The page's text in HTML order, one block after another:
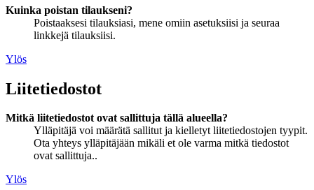
Kuinka poistan tilaukseni?
Poistaaksesi tilauksiasi, mene omiin asetuksiisi ja seuraa
linkkejä tilauksiisi.
Ylös
Liitetiedostot
Mitkä liitetiedostot ovat sallittuja tällä alueella?
Ylläpitäjä voi määrätä sallitut ja kielletyt liitetiedostojen tyypit.
Ota yhteys ylläpitäjään mikäli et ole varma mitkä tiedostot
ovat sallittuja..
Ylös